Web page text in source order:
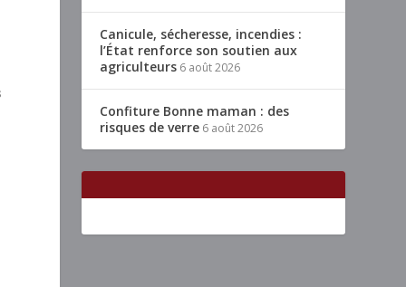
Canicule, sécheresse, incendies :
l’État renforce son soutien aux
agriculteurs 6 août 2026
Confiture Bonne maman : des
risques de verre 6 août 2026